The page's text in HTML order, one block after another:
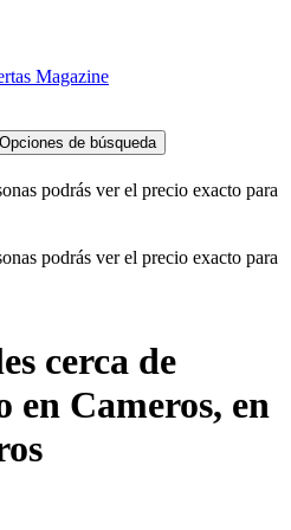
Magazine
Opciones de búsqueda
podrás ver el precio exacto para
podrás ver el precio exacto para
cerca de
en Cameros, en